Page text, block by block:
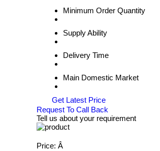
Minimum Order Quantity
Supply Ability
Delivery Time
Main Domestic Market
Get Latest Price
Request To Call Back
Tell us about your requirement
Price: Â